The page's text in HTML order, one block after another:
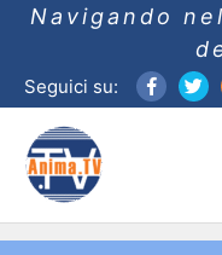
Navigando
Seguici su: